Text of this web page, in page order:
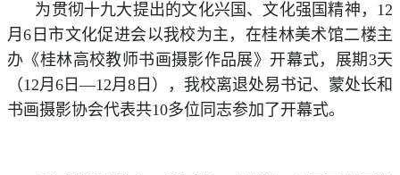
为贯彻十九大提出的文化兴国、文化强国精神，12
月6日市文化促进会以我校为主，在桂林美术馆二楼主
办《桂林高校教师书画摄影作品展》开幕式，展期3天
（12月6日—12月8日），我校离退处易书记、蒙处长和
书画摄影协会代表共10多位同志参加了开幕式。